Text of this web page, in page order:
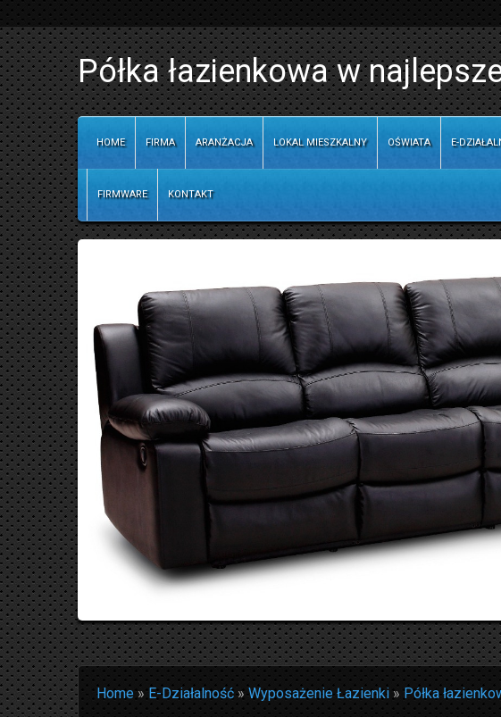
Półka łazienkowa w
HOME FIRMA ARANŻACJA LOKAL MIESZKALNY OŚWIATA E-
FIRMWARE KONTAKT
Home»E-Działalność»Wyposażenie Łazienki » Półka